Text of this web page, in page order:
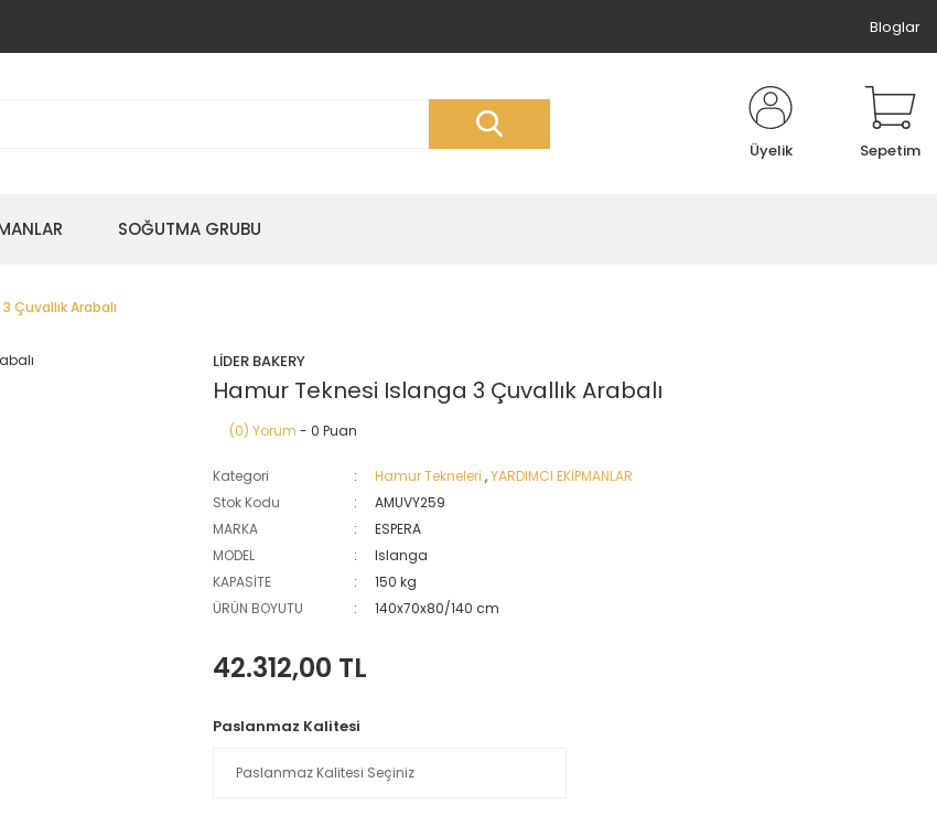
Bloglar
Üyelik Sepetim
SOĞUTMA GRUBU
Çuvallık Arabalı
LİDER BAKERY
Hamur Teknesi Islanga 3 Çuvallık Arabalı
(0) Yorum - 0 Puan
Kategori Hamur Tekneleri ,YARDIMCI EKİPMANLAR
Stok Kodu
AMUVY259
MARKA
ESPERA
MODEL
Islanga
KAPASİTE
150 kg
ÜRÜN BOYUTU
140x70x80/140 cm
42.312,00 TL
Paslanmaz Kalitesi